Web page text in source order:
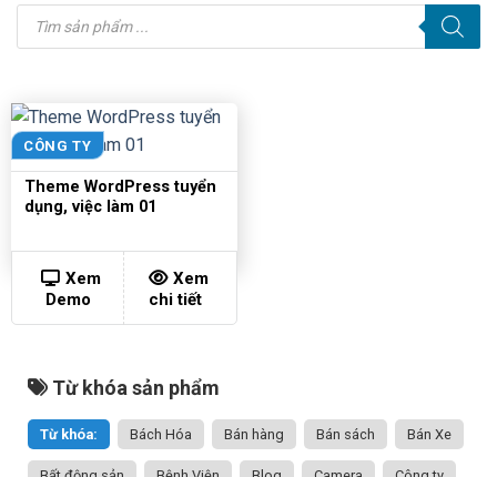
Tìm
kiếm
sản
CÔNG TY
Theme WordPress tuyển
dụng, việc làm 01
Xem
Demo
Xem
chi tiết
Từ khóa sản phẩm
Từ khóa: Bách Hóa Bán hàng Bán sách Bán Xe